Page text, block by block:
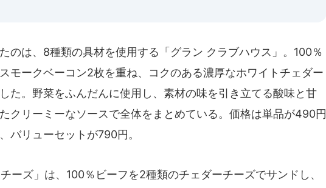
のは、8種類の具材を使用する「グラン クラブハウス」。100％
モークベーコン2枚を重ね、コクのある濃厚なホワイトチェダー
た。野菜をふんだんに使用し、素材の味を引き立てる酸味と甘
クリーミーなソースで全体をまとめている。価格は単品が490円
バリューセットが790円。
ーズ」は、100％ビーフを2種類のチェダーチーズでサンドし、